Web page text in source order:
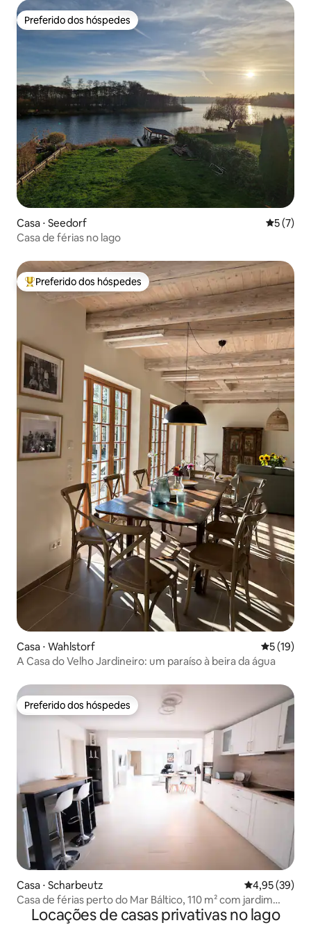
Preferido dos hóspedes
Preferido dos hóspedes
Casa ⋅ Seedorf 5 de
5 (7)
Casa de férias no lago
Entre os melhores preferidos dos hóspedes
Preferido dos hóspedes
Casa ⋅ Wahlstorf 5 de uma
5 (19)
A Casa do Velho Jardineiro: um paraíso à beira da água
Preferido dos hóspedes
Preferido dos hóspedes
Casa ⋅ Scharbeutz 4,95 de uma
4,95 (39)
Casa de férias perto do Mar Báltico, 110 m² com jardim
próprio
Locações de casas privativas no lago